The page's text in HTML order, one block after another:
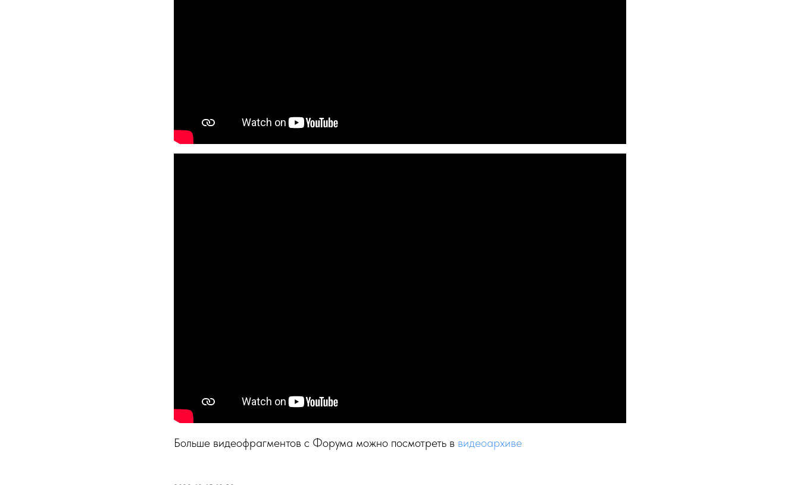
Больше видеофрагментов с Форума можно посмотреть в видеоархиве